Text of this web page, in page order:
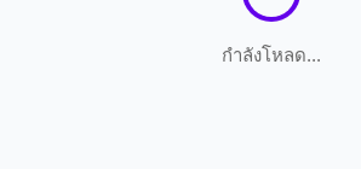
กำลังโหลด...